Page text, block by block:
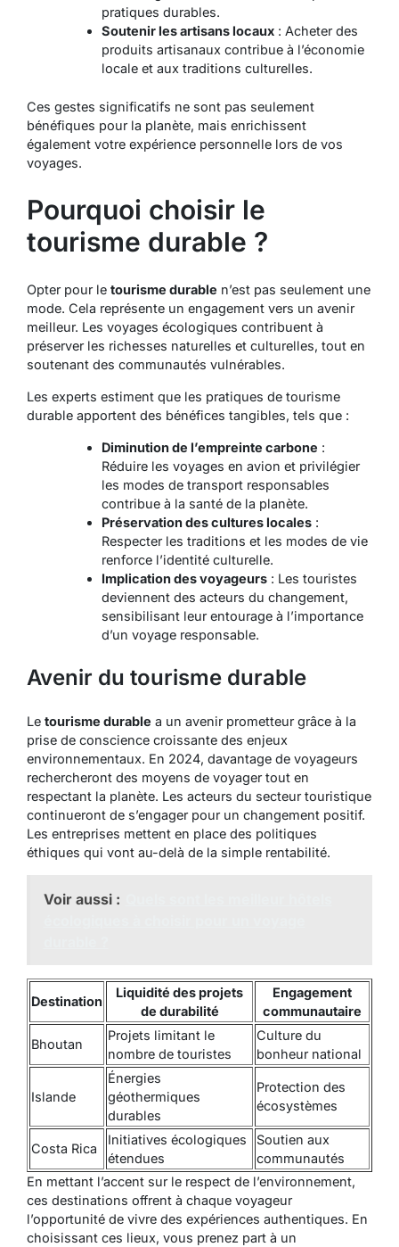
pratiques durables.
Soutenir les artisans locaux: Acheter des
produits artisanaux contribue à l’économie
locale et aux traditions culturelles.
Ces gestes significatifs ne sont pas seulement
bénéfiques pour la planète, mais enrichissent
également votre expérience personnelle lors de vos
voyages.
Pourquoi choisir le
tourisme durable ?
Opter pour le tourisme durable n’est pas seulement une
mode. Cela représente un engagement vers un avenir
meilleur. Les voyages écologiques contribuent à
préserver les richesses naturelles et culturelles, tout en
soutenant des communautés vulnérables.
Les experts estiment que les pratiques de tourisme
durable apportent des bénéfices tangibles, tels que :
Diminution de l’empreinte carbone :
Réduire les voyages en avion et privilégier
les modes de transport responsables
contribue à la santé de la planète.
Préservation des cultures locales:
Respecter les traditions et les modes de vie
renforce l’identité culturelle.
Implication des voyageurs: Les touristes
deviennent des acteurs du changement,
sensibilisant leur entourage à l’importance
d’un voyage responsable.
Avenir du tourisme durable
Le tourisme durable a un avenir prometteur grâce à la
prise de conscience croissante des enjeux
environnementaux. En 2024, davantage de voyageurs
rechercheront des moyens de voyager tout en
respectant la planète. Les acteurs du secteur touristique
continueront de s’engager pour un changement positif.
Les entreprises mettent en place des politiques
éthiques qui vont au-delà de la simple rentabilité.
Voir aussi :
Destination
Liquidité des projets
de durabilité
Engagement
communautaire
Bhoutan
Projets limitant le
nombre de touristes
Culture du
bonheur national
Islande
Énergies
géothermiques
durables
Protection des
écosystèmes
Costa Rica
Initiatives écologiques
étendues
Soutien aux
communautés
En mettant l’accent sur le respect de l’environnement,
ces destinations offrent à chaque voyageur
l’opportunité de vivre des expériences authentiques. En
choisissant ces lieux, vous prenez part à un